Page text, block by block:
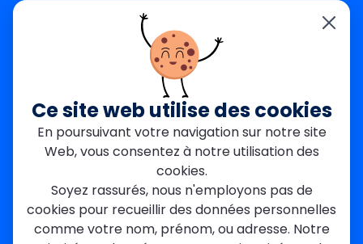
contact@metallerie-grand-paris.com
46 bis Av. du Maine, 75015 Paris
Mentions légales
Politique De Confidentialité
Cookies
CGV
Engagements Clients
À propos
Blog Plan du site Avis FAQ
Ce site web utilise des cookies
En poursuivant votre navigation sur notre site
Web, vous consentez à notre utilisation des
cookies.
Soyez rassurés, nous n'employons pas de
cookies pour recueillir des données personnelles
comme votre nom, prénom, ou adresse. Notre